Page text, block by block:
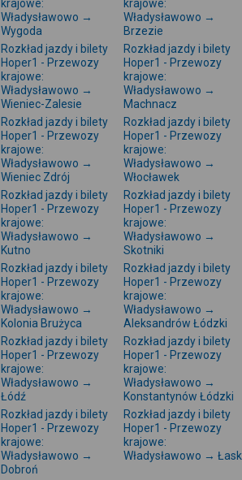
krajowe:
Władysławowo →
Wygoda
krajowe:
Władysławowo →
Brzezie
Rozkład jazdy i bilety
Hoper1 - Przewozy
krajowe:
Władysławowo →
Wieniec-Zalesie
Rozkład jazdy i bilety
Hoper1 - Przewozy
krajowe:
Władysławowo →
Machnacz
Rozkład jazdy i bilety
Hoper1 - Przewozy
krajowe:
Władysławowo →
Wieniec Zdrój
Rozkład jazdy i bilety
Hoper1 - Przewozy
krajowe:
Władysławowo →
Włocławek
Rozkład jazdy i bilety
Hoper1 - Przewozy
krajowe:
Władysławowo →
Kutno
Rozkład jazdy i bilety
Hoper1 - Przewozy
krajowe:
Władysławowo →
Skotniki
Rozkład jazdy i bilety
Hoper1 - Przewozy
krajowe:
Władysławowo →
Kolonia Brużyca
Rozkład jazdy i bilety
Hoper1 - Przewozy
krajowe:
Władysławowo →
Aleksandrów Łódzki
Rozkład jazdy i bilety
Hoper1 - Przewozy
krajowe:
Władysławowo →
Łódź
Rozkład jazdy i bilety
Hoper1 - Przewozy
krajowe:
Władysławowo →
Konstantynów Łódzki
Rozkład jazdy i bilety
Hoper1 - Przewozy
krajowe:
Władysławowo →
Dobroń
Rozkład jazdy i bilety
Hoper1 - Przewozy
krajowe:
Władysławowo → Łask